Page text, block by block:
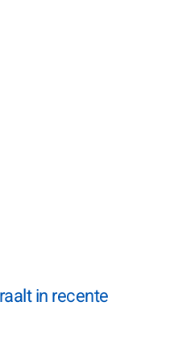
in recente